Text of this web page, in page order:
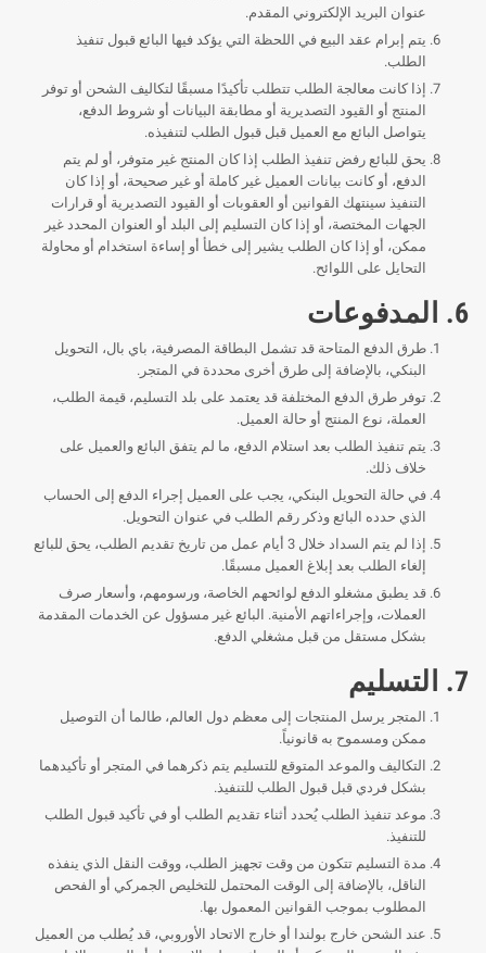
عنوان البريد الإلكتروني المقدم.
يتم إبرام عقد البيع في اللحظة التي يؤكد فيها البائع قبول تنفيذ
الطلب.
إذا كانت معالجة الطلب تتطلب تأكيدًا مسبقًا لتكاليف الشحن أو توفر
المنتج أو القيود التصديرية أو مطابقة البيانات أو شروط الدفع،
يتواصل البائع مع العميل قبل قبول الطلب لتنفيذه.
يحق للبائع رفض تنفيذ الطلب إذا كان المنتج غير متوفر، أو لم يتم
الدفع، أو كانت بيانات العميل غير كاملة أو غير صحيحة، أو إذا كان
التنفيذ سينتهك القوانين أو العقوبات أو القيود التصديرية أو قرارات
الجهات المختصة، أو إذا كان التسليم إلى البلد أو العنوان المحدد غير
ممكن، أو إذا كان الطلب يشير إلى خطأ أو إساءة استخدام أو محاولة
التحايل على اللوائح.
6. المدفوعات
طرق الدفع المتاحة قد تشمل البطاقة المصرفية، باي بال، التحويل
البنكي، بالإضافة إلى طرق أخرى محددة في المتجر.
توفر طرق الدفع المختلفة قد يعتمد على بلد التسليم، قيمة الطلب،
العملة، نوع المنتج أو حالة العميل.
يتم تنفيذ الطلب بعد استلام الدفع، ما لم يتفق البائع والعميل على
خلاف ذلك.
في حالة التحويل البنكي، يجب على العميل إجراء الدفع إلى الحساب
الذي حدده البائع وذكر رقم الطلب في عنوان التحويل.
إذا لم يتم السداد خلال 3 أيام عمل من تاريخ تقديم الطلب، يحق للبائع
إلغاء الطلب بعد إبلاغ العميل مسبقًا.
قد يطبق مشغلو الدفع لوائحهم الخاصة، ورسومهم، وأسعار صرف
العملات، وإجراءاتهم الأمنية. البائع غير مسؤول عن الخدمات المقدمة
بشكل مستقل من قبل مشغلي الدفع.
7. التسليم
المتجر يرسل المنتجات إلى معظم دول العالم، طالما أن التوصيل
ممكن ومسموح به قانونياً.
التكاليف والموعد المتوقع للتسليم يتم ذكرهما في المتجر أو تأكيدهما
بشكل فردي قبل قبول الطلب للتنفيذ.
موعد تنفيذ الطلب يُحدد أثناء تقديم الطلب أو في تأكيد قبول الطلب
للتنفيذ.
مدة التسليم تتكون من وقت تجهيز الطلب، ووقت النقل الذي ينفذه
الناقل، بالإضافة إلى الوقت المحتمل للتخليص الجمركي أو الفحص
المطلوب بموجب القوانين المعمول بها.
عند الشحن خارج بولندا أو خارج الاتحاد الأوروبي، قد يُطلب من العميل